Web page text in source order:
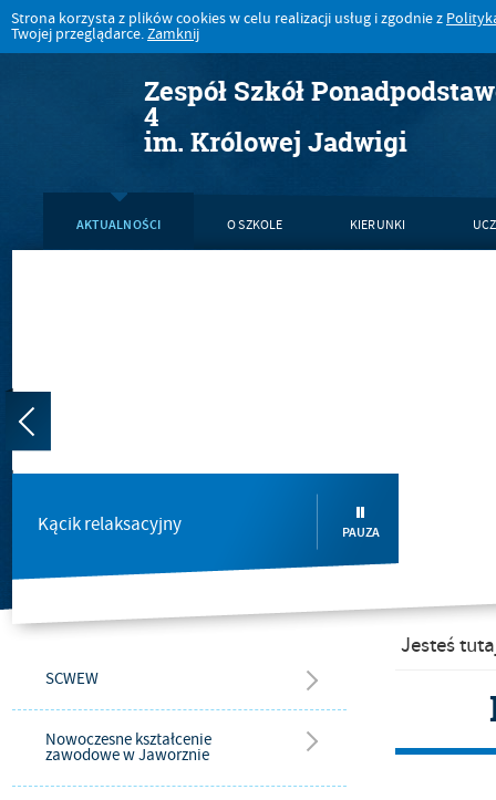
Strona korzysta z plików cookies w celu realizacji usług i zgodnie z
Twojej przeglądarce.Zamknij
Zespół Szkół
4
im. Królowej Jadwigi
AKTUALNOŚCI O SZKOLE KIERUNKI
Kącik relaksacyjny PAUZA
SCWEW
Nowoczesne kształcenie
zawodowe w Jaworznie
Jesteś